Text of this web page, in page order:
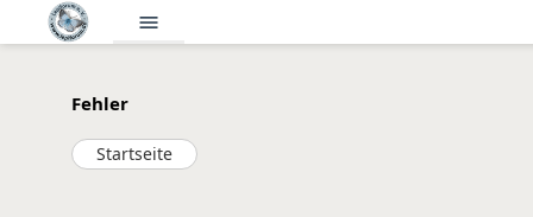
menu
Fehler
Startseite